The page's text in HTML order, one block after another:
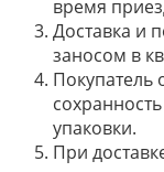
время
Доставка и
заносом в
Покупатель
упаковки.
При